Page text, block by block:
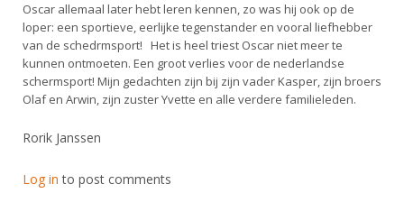
Oscar allemaal later hebt leren kennen, zo was hij ook op de
loper: een sportieve, eerlijke tegenstander en vooral liefhebber
van de schedrmsport! Het is heel triest Oscar niet meer te
kunnen ontmoeten. Een groot verlies voor de nederlandse
schermsport! Mijn gedachten zijn bij zijn vader Kasper, zijn broers
Olaf en Arwin, zijn zuster Yvette en alle verdere familieleden.
Rorik Janssen
Log in to post comments